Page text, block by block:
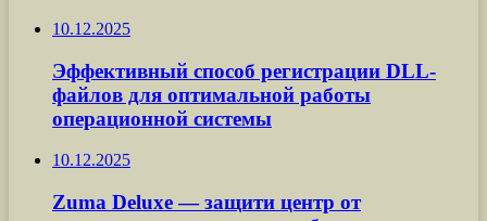
10.12.2025
Эффективный способ регистрации DLL-
файлов для оптимальной работы
операционной системы
10.12.2025
Zuma Deluxe — защити центр от